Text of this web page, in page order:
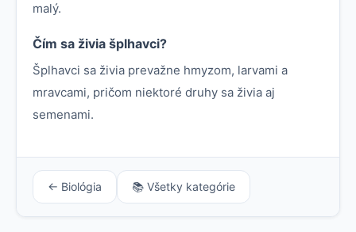
malý.
Čím sa živia šplhavci?
Šplhavci sa živia prevažne hmyzom, larvami a
mravcami, pričom niektoré druhy sa živia aj
semenami.
← Biológia 📚 Všetky kategórie